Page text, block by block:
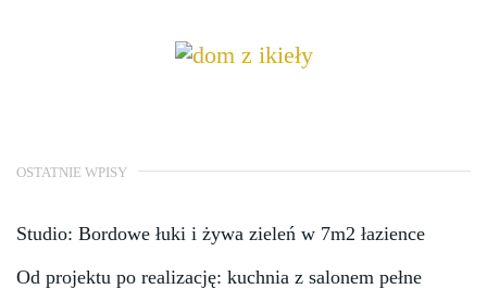
OSTATNIE WPISY
Studio: Bordowe łuki i żywa zieleń w 7m2 łazience
Od projektu po realizację: kuchnia z salonem pełne